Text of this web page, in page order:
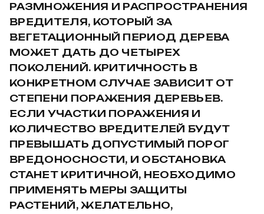
РАЗМНОЖЕНИЯ И РАСПРОСТРАНЕНИЯ
ВРЕДИТЕЛЯ, КОТОРЫЙ ЗА
ВЕГЕТАЦИОННЫЙ ПЕРИОД ДЕРЕВА
МОЖЕТ ДАТЬ ДО ЧЕТЫРЕХ
ПОКОЛЕНИЙ. КРИТИЧНОСТЬ В
КОНКРЕТНОМ СЛУЧАЕ ЗАВИСИТ ОТ
СТЕПЕНИ ПОРАЖЕНИЯ ДЕРЕВЬЕВ.
ЕСЛИ УЧАСТКИ ПОРАЖЕНИЯ И
КОЛИЧЕСТВО ВРЕДИТЕЛЕЙ БУДУТ
ПРЕВЫШАТЬ ДОПУСТИМЫЙ ПОРОГ
ВРЕДОНОСНОСТИ, И ОБСТАНОВКА
СТАНЕТ КРИТИЧНОЙ, НЕОБХОДИМО
ПРИМЕНЯТЬ МЕРЫ ЗАЩИТЫ
РАСТЕНИЙ, ЖЕЛАТЕЛЬНО,